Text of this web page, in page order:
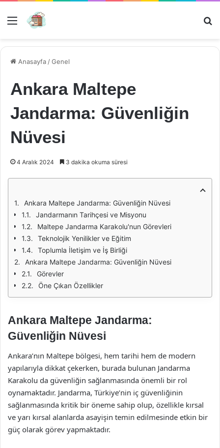
Menü
Anasayfa /Genel
Ankara Maltepe
Jandarma: Güvenliğin
Nüvesi
4 Aralık 2024 3 dakika okuma süresi
Ankara Maltepe Jandarma: Güvenliğin Nüvesi
Jandarmanın Tarihçesi ve Misyonu
Maltepe Jandarma Karakolu'nun Görevleri
Teknolojik Yenilikler ve Eğitim
Toplumla İletişim ve İş Birliği
Ankara Maltepe Jandarma: Güvenliğin Nüvesi
Görevler
Öne Çıkan Özellikler
Ankara Maltepe Jandarma:
Güvenliğin Nüvesi
Ankara’nın Maltepe bölgesi, hem tarihi hem de modern
yapılarıyla dikkat çekerken, burada bulunan Jandarma
Karakolu da güvenliğin sağlanmasında önemli bir rol
oynamaktadır. Jandarma, Türkiye’nin iç güvenliğinin
sağlanmasında kritik bir öneme sahip olup, özellikle kırsal
ve yarı kırsal alanlarda asayişin temin edilmesinde etkin bir
güç olarak görev yapmaktadır.